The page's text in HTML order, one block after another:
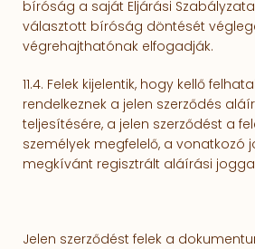
bíróság a saját Eljárási
választott bíróság döntését
végrehajthatónak elfogadják.
11.4. Felek kijelentik, hogy kellő
rendelkeznek a jelen szerződés
teljesítésére, a jelen szerződést a
személyek megfelelő, a vonatkozó
megkívánt regisztrált aláírási
Jelen szerződést felek a